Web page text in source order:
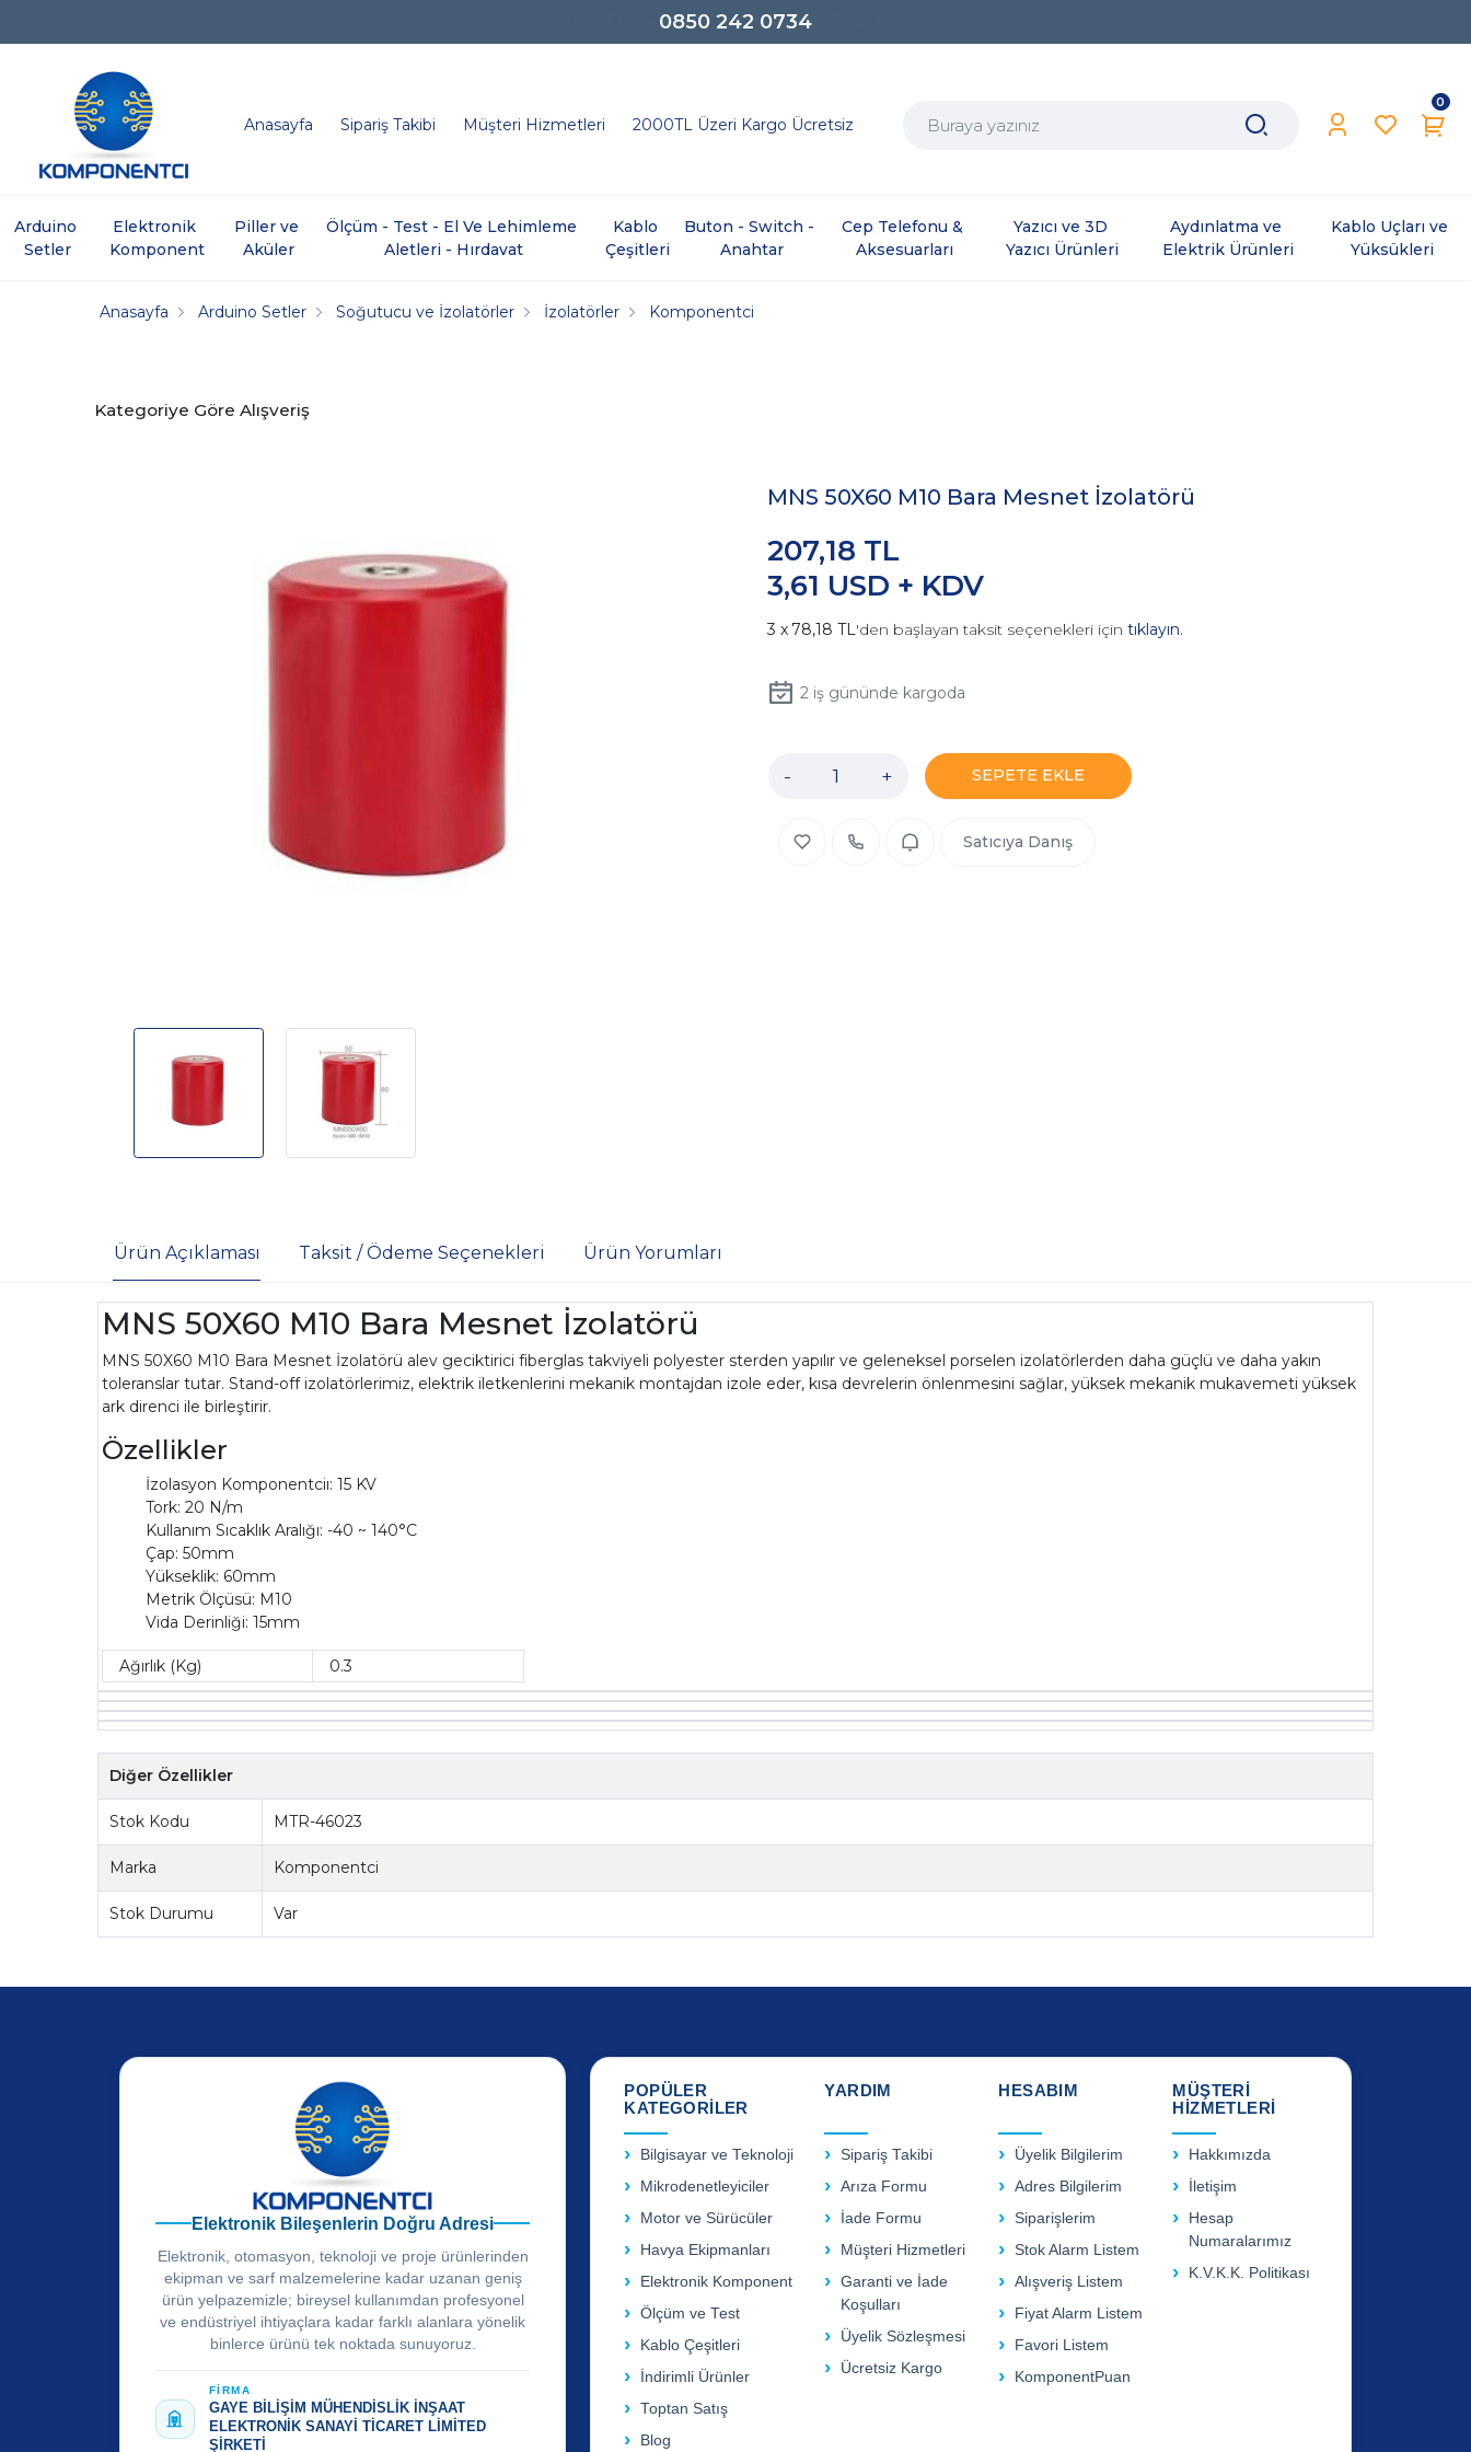
0850 242 0734
Anasayfa Sipariş Takibi Müşteri Hizmetleri 2000TL Üzeri Kargo Ücretsiz
0
Arduino
Setler
Elektronik
Komponent
Piller ve
Aküler
Ölçüm - Test - El Ve Lehimleme
Aletleri - Hırdavat
Kablo
Çeşitleri
Buton - Switch -
Anahtar
Cep Telefonu &
Aksesuarları
Yazıcı ve 3D
Yazıcı Ürünleri
Aydınlatma ve
Elektrik Ürünleri
Kablo Uçları ve
Yüksükleri
Anasayfa Arduino Setler Soğutucu ve İzolatörler İzolatörler Komponentci
Kategoriye Göre Alışveriş
MNS 50X60 M10 Bara Mesnet İzolatörü
3,61 USD + KDV
207,18 TL
78,18 TL'den başlayan taksit seçenekleri için tıklayın.
2iş gününde kargoda
- + SEPETE EKLE
Satıcıya Danış
Ürün Açıklaması Taksit / Ödeme Seçenekleri Ürün Yorumları
MNS 50X60 M10 Bara Mesnet İzolatörü
MNS 50X60 M10 Bara Mesnet İzolatörü alev geciktirici fiberglas takviyeli polyester sterden yapılır ve geleneksel porselen izolatörlerden daha güçlü ve daha yakın
toleranslar tutar. Stand-off izolatörlerimiz, elektrik iletkenlerini mekanik montajdan izole eder, kısa devrelerin önlenmesini sağlar, yüksek mekanik mukavemeti yüksek
ark direnci ile birleştirir.
Özellikler
İzolasyon Komponentciı: 15 KV
Tork: 20 N/m
Kullanım Sıcaklık Aralığı: -40 ~ 140°C
Çap: 50mm
Yükseklik: 60mm
Metrik Ölçüsü: M10
Vida Derinliği: 15mm
Ağırlık (Kg) 0.3
Diğer Özellikler
Stok Kodu MTR-46023
Marka Komponentci
Stok Durumu Var
Elektronik Bileşenlerin Doğru Adresi
Elektronik, otomasyon, teknoloji ve proje ürünlerinden
ekipman ve sarf malzemelerine kadar uzanan geniş
ürün yelpazemizle; bireysel kullanımdan profesyonel
ve endüstriyel ihtiyaçlara kadar farklı alanlara yönelik
binlerce ürünü tek noktada sunuyoruz.
FİRMA
GAYE BİLİŞİM MÜHENDİSLİK İNŞAAT
ELEKTRONİK SANAYİ TİCARET LİMİTED
ŞİRKETİ
POPÜLER
KATEGORİLER
Bilgisayar ve Teknoloji
Mikrodenetleyiciler
Motor ve Sürücüler
Havya Ekipmanları
Elektronik Komponent
Ölçüm ve Test
Kablo Çeşitleri
İndirimli Ürünler
Toptan Satış
Blog
YARDIM
Sipariş Takibi
Arıza Formu
İade Formu
Müşteri Hizmetleri
Garanti ve İade
Koşulları
Üyelik Sözleşmesi
Ücretsiz Kargo
HESABIM
Üyelik Bilgilerim
Adres Bilgilerim
Siparişlerim
Stok Alarm Listem
Alışveriş Listem
Fiyat Alarm Listem
Favori Listem
KomponentPuan
MÜŞTERİ
HİZMETLERİ
Hakkımızda
İletişim
Hesap
Numaralarımız
K.V.K.K. Politikası